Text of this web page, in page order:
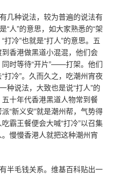
几种说法，较为普遍的说法有
“人”的意思，如大家熟悉的“架
打冷”也就是“打人”的意思。五
香港做黑道小混混，他们会
时等待“开片”——打架。他们
打冷”。久而久之，吃潮州宵夜
种说法，大致也是说“打人”的
十年代香港黑道人物常到餐
“新义安”就是潮州帮，气势得
霸王餐便会大喊“打冷”以召集
慢慢香港人就把这种潮州宵
半毛钱关系。维基百科贴出一